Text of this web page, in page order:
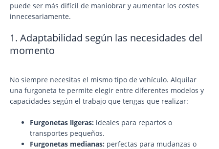
puede ser más difícil de maniobrar y aumentar los costes
innecesariamente.
1. Adaptabilidad según las necesidades del
momento
No siempre necesitas el mismo tipo de vehículo. Alquilar
una furgoneta te permite elegir entre diferentes modelos y
capacidades según el trabajo que tengas que realizar:
Furgonetas ligeras: ideales para repartos o
transportes pequeños.
Furgonetas medianas: perfectas para mudanzas o